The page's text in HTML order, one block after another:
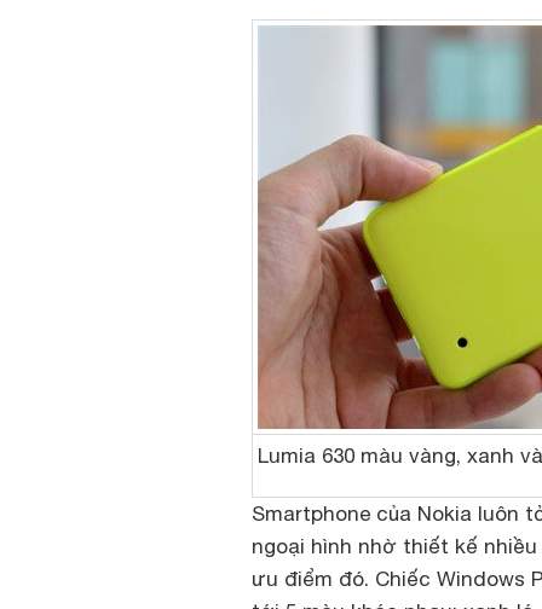
Lumia 630 màu vàng, xanh
Smartphone của Nokia luôn
ngoại hình nhờ thiết kế
ưu điểm đó. Chiếc